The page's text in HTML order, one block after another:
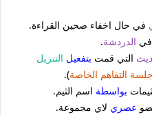
في حال اخفاء صحين القراءة.
في الدردشة.
التي قمت بتفعيل التنزيل
جلسة التفاهم الخاصة).
بواسطة اسم الثيم.
عصري لاي مجموعة.